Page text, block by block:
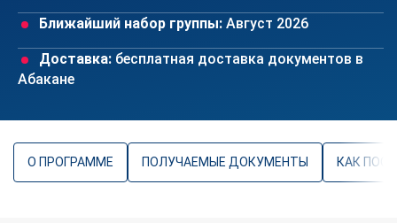
Ближайший набор группы: Август 2026
Доставка: бесплатная доставка документов в
Абакане
О ПРОГРАММЕ ПОЛУЧАЕМЫЕ ДОКУМЕНТЫ КАК